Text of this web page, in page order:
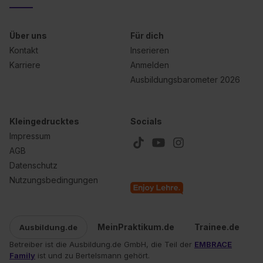
Einstellungen“ widerrufen. Weitere Informationen zu den
zeigen“. Weitere Informationen: Datenschutzerklärung
Impressum
Über uns
Kontakt
Karriere
Für dich
Inserieren
Anmelden
Ausbildungsbarometer 2026
Kleingedrucktes
Impressum
AGB
Datenschutz
Nutzungsbedingungen
Socials
Ausbildung.de MeinPraktikum.de Trainee.de
Betreiber ist die Ausbildung.de GmbH, die Teil der EMBRACE
Family ist und zu Bertelsmann gehört.